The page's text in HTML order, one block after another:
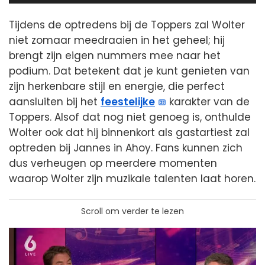
Tijdens de optredens bij de Toppers zal Wolter
niet zomaar meedraaien in het geheel; hij
brengt zijn eigen nummers mee naar het
podium. Dat betekent dat je kunt genieten van
zijn herkenbare stijl en energie, die perfect
aansluiten bij het feestelijke
karakter van de
Toppers. Alsof dat nog niet genoeg is, onthulde
Wolter ook dat hij binnenkort als gastartiest zal
optreden bij Jannes in Ahoy. Fans kunnen zich
dus verheugen op meerdere momenten
waarop Wolter zijn muzikale talenten laat horen.
Scroll om verder te lezen